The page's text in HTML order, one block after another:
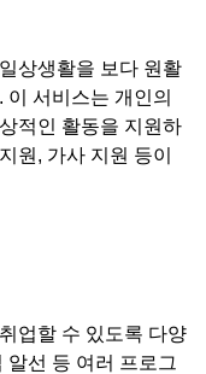
상생활을 보다 원활
서비스는 개인의
적인 활동을 지원하
원, 가사 지원 등이
업할 수 있도록 다양
알선 등 여러 프로그